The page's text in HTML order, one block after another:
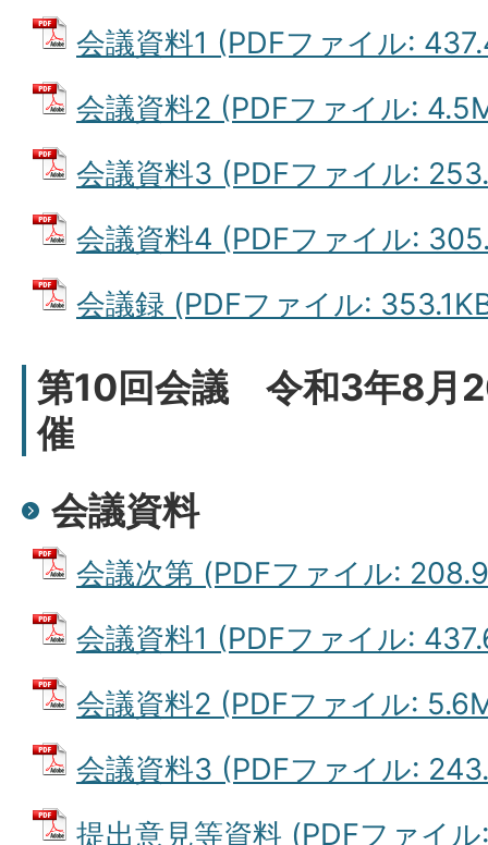
会議資料1 (PDFファイル:
会議資料2 (PDFファイル:
会議資料3 (PDFファイル:
会議資料4 (PDFファイル:
会議録 (PDFファイル:
第10回会議 令和3年8月
催
会議資料
会議次第 (PDFファイル:
会議資料1 (PDFファイル:
会議資料2 (PDFファイル:
会議資料3 (PDFファイル:
提出意見等資料 (PDFファイ